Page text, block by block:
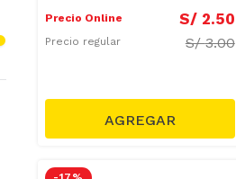
Precio Online S/ 2.50
Precio regular S/3.00